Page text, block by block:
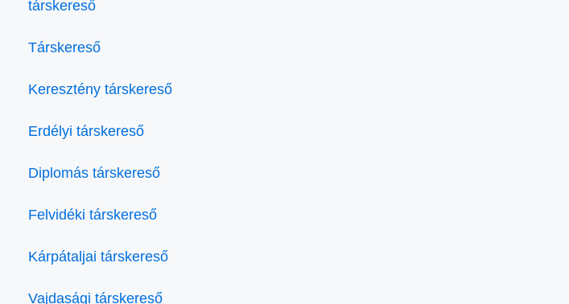
társkereső
Társkereső
Keresztény társkereső
Erdélyi társkereső
Diplomás társkereső
Felvidéki társkereső
Kárpátaljai társkereső
Vajdasági társkereső